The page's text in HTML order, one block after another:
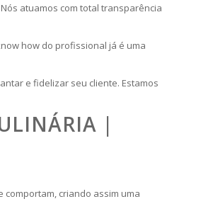
atuamos com total transparência
how do profissional já é uma
e fidelizar seu cliente. Estamos
|
criando assim uma